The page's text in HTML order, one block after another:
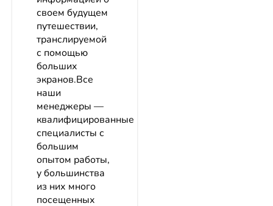
своем будущем
путешествии,
транслируемой
с помощью
больших
экранов.Все
наши
менеджеры —
квалифицированные
специалисты с
большим
опытом работы,
у большинства
из них много
посещенных